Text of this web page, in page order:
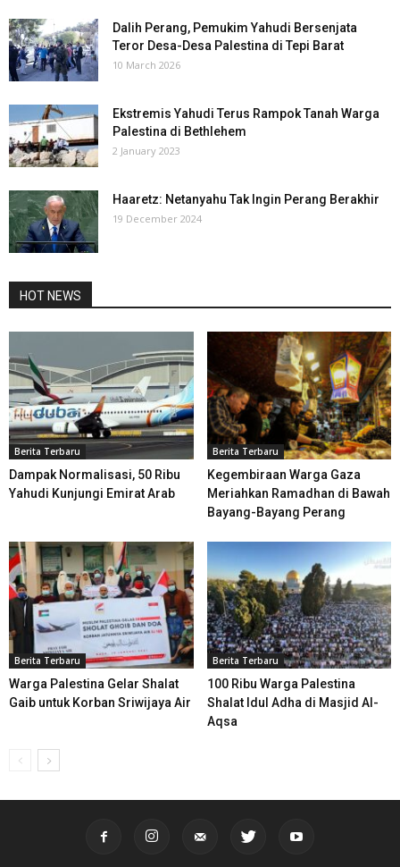
Dalih Perang, Pemukim Yahudi Bersenjata
Teror Desa-Desa Palestina di Tepi Barat
10 March 2026
Ekstremis Yahudi Terus Rampok Tanah Warga
Palestina di Bethlehem
2 January 2023
Haaretz: Netanyahu Tak Ingin Perang Berakhir
19 December 2024
HOT NEWS
Berita Terbaru
Dampak Normalisasi, 50 Ribu
Yahudi Kunjungi Emirat Arab
Berita Terbaru
Kegembiraan Warga Gaza
Meriahkan Ramadhan di Bawah
Bayang-Bayang Perang
Berita Terbaru
Warga Palestina Gelar Shalat
Gaib untuk Korban Sriwijaya Air
Berita Terbaru
100 Ribu Warga Palestina
Shalat Idul Adha di Masjid Al-
Aqsa